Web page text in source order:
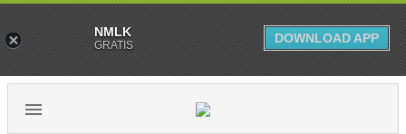
NMLK
GRATIS DOWNLOAD APP